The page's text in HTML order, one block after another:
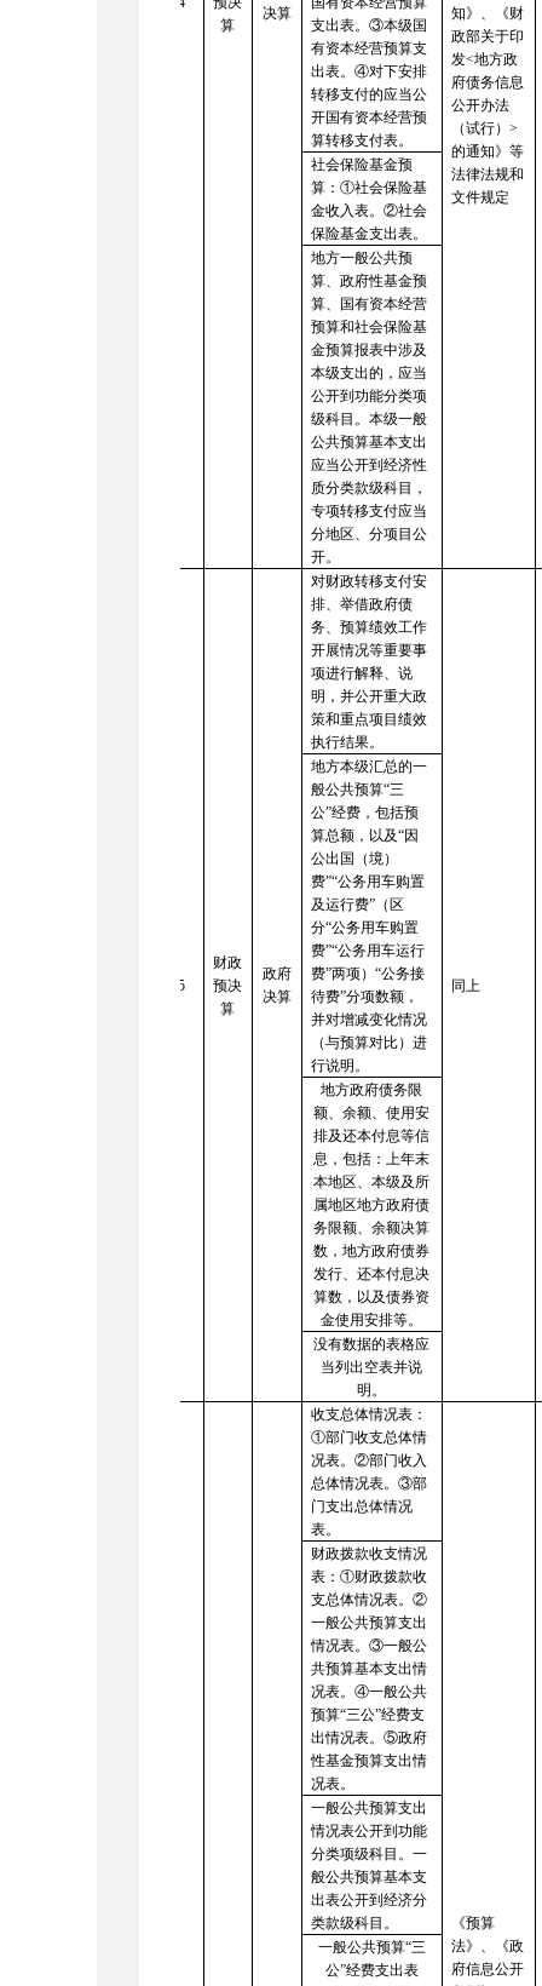
算
决算 知》 、《财
政部关于印
发<地方政
府债务信息
公开办法
（试行） >
的通知》等
法律法规和
文件规定
支出表。③本级国
有资本经营预算支
出表。④对下安排
转移支付的应当公
开国有资本经营预
算转移支付表。
社会保险基金预
算： ①社会保险基
金收入表。②社会
保险基金支出表。
地方一般公共预
算、政府性基金预
算、国有资本经营
预算和社会保险基
金预算报表中涉及
本级支出的，应当
公开到功能分类项
级科目。本级一般
公共预算基本支出
应当公开到经济性
质分类款级科目，
专项转移支付应当
分地区、分项目公
开。
5
财政
预决
算
政府
决算
对财政转移支付安
排、举借政府债
务、预算绩效工作
开展情况等重要事
项进行解释、说
明，并公开重大政
策和重点项目绩效
执行结果。
同上
地方本级汇总的一
般公共预算“三
公”经费，包括预
算总额，以及“因
公出国（境）
费”“公务用车购置
及运行费”（区
分“公务用车购置
费”“公务用车运行
费”两项）“公务接
待费”分项数额，
并对增减变化情况
（与预算对比）进
行说明。
地方政府债务限
额、余额、使用安
排及还本付息等信
息，包括：上年末
本地区、本级及所
属地区地方政府债
务限额、余额决算
数，地方政府债券
发行、还本付息决
算数，以及债券资
金使用安排等。
没有数据的表格应
当列出空表并说
明。
收支总体情况表：
①部门收支总体情
况表。②部门收入
总体情况表。③部
门支出总体情况
表。
《预算
法》、《政
府信息公开
财政拨款收支情况
表： ①财政拨款收
支总体情况表。②
一般公共预算支出
情况表。③一般公
共预算基本支出情
况表。④一般公共
预算“三公”经费支
出情况表。⑤政府
性基金预算支出情
况表。
一般公共预算支出
情况表公开到功能
分类项级科目。一
般公共预算基本支
出表公开到经济分
类款级科目。
一般公共预算“三
公”经费支出表